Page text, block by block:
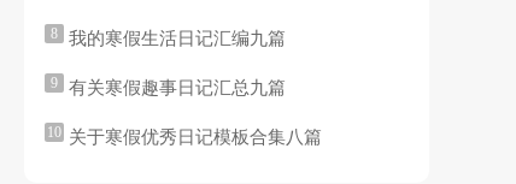
8 我的寒假生活日记汇编九篇
9 有关寒假趣事日记汇总九篇
10 关于寒假优秀日记模板合集八篇